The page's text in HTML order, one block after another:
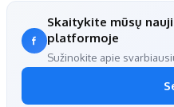
Skaitykite mūsų
platformoje
Sužinokite apie